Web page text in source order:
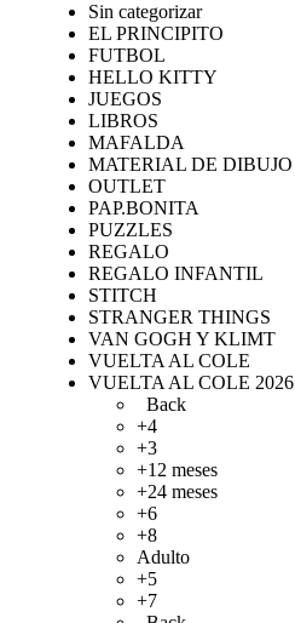
Sin categorizar
EL PRINCIPITO
FUTBOL
HELLO KITTY
JUEGOS
LIBROS
MAFALDA
MATERIAL DE DIBUJO
OUTLET
PAP.BONITA
PUZZLES
REGALO
REGALO INFANTIL
STITCH
STRANGER THINGS
VAN GOGH Y KLIMT
VUELTA AL COLE
VUELTA AL COLE 2026
Back
+4
+3
+12 meses
+24 meses
+6
+8
Adulto
+5
+7